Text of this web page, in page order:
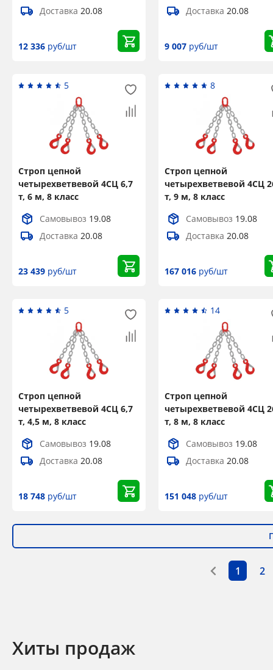
Доставка 20.08
12 336 руб/шт
Доставка20.08
9 007 руб/шт
5
Строп цепной
четырехветвевой 4СЦ 6,7
т, 6 м, 8 класс
Самовывоз 19.08
Доставка 20.08
23 439 руб/шт
8
Строп цепной
четырехветвевой 4СЦ
т, 9 м, 8 класс
Самовывоз 19.08
Доставка20.08
167 016 руб/шт
5
Строп цепной
четырехветвевой 4СЦ 6,7
т, 4,5 м, 8 класс
Самовывоз 19.08
Доставка 20.08
18 748 руб/шт
14
Строп цепной
четырехветвевой 4СЦ
т, 8 м, 8 класс
Самовывоз 19.08
Доставка20.08
151 048 руб/шт
1 2
Хиты продаж